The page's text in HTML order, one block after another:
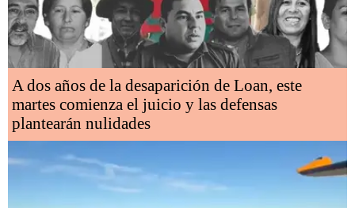
A dos años de la desaparición de Loan, este
martes comienza el juicio y las defensas
plantearán nulidades